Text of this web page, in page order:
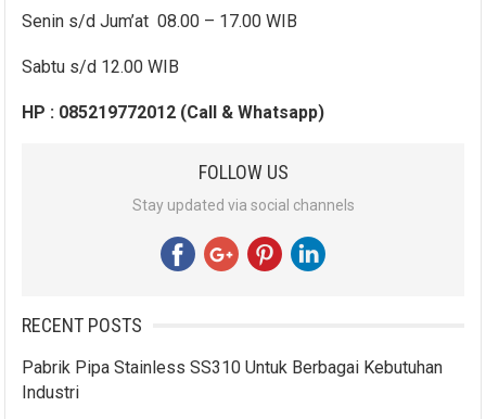
Senin s/d Jum’at 08.00 – 17.00 WIB
Sabtu s/d 12.00 WIB
HP : 085219772012 (Call & Whatsapp)
FOLLOW US
Stay updated via social channels
RECENT POSTS
Pabrik Pipa Stainless SS310 Untuk Berbagai Kebutuhan
Industri